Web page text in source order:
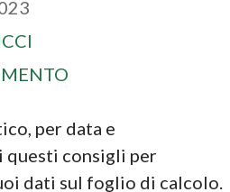
per data e
questi consigli per
dati sul foglio di calcolo.